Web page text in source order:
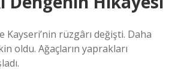
Kayseri’nin rüzgârı değişti. Daha
oldu. Ağaçların yaprakları